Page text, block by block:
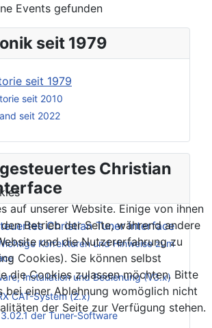
seit 1979
seit 1979
seit 2010
seit 2022
gesteuertes Christian
Christian Tuner Interface
Korrekturen und Hinweise zum
Installation und Bedienung (V3.x)
CAT-System (2.x)
der Tuner-Software
Events gefunden
auf unserer Website. Einige von ihnen
Betrieb der Seite, während andere
und die Nutzererfahrung zu
Cookies). Sie können selbst
die Cookies zulassen möchten. Bitte
bei einer Ablehnung womöglich nicht
der Seite zur Verfügung stehen.